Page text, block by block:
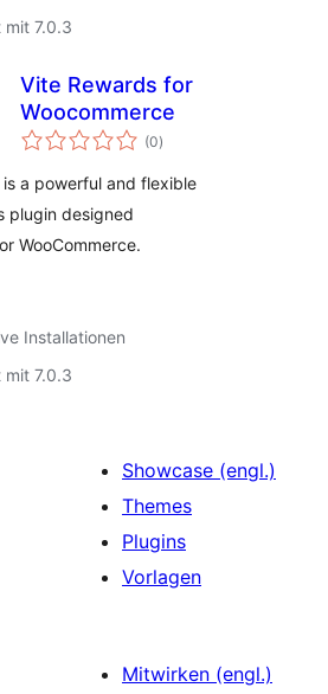
mit 7.0.3
Vite Rewards for
Woocommerce
(0Bewertungen
insgesamt
)
is a powerful and flexible
plugin designed
WooCommerce.
Installationen
mit 7.0.3
Showcase (engl.)
Themes
Plugins
Vorlagen
Mitwirken (engl.)